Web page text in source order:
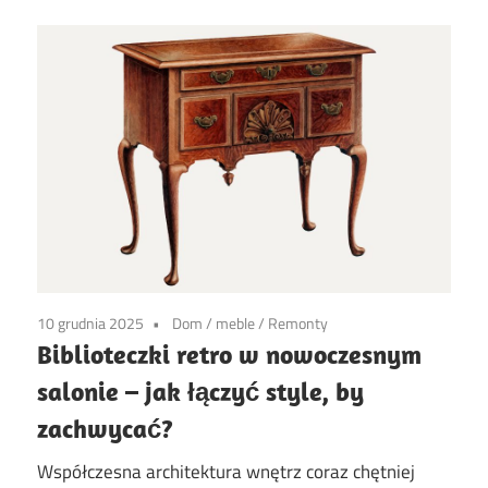
10 grudnia 2025 Dom/ meble/ Remonty
Biblioteczki retro w nowoczesnym
salonie – jak łączyć style, by
zachwycać?
Współczesna architektura wnętrz coraz chętniej